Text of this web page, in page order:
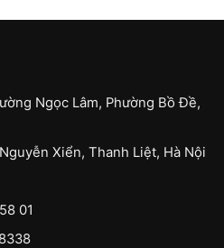
Ngọc Lâm, Phường Bồ Đề,
Xiển, Thanh Liệt, Hà Nội
01